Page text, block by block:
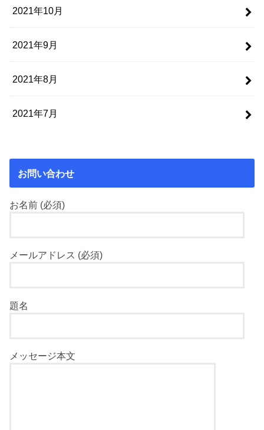
2021年10月
2021年9月
2021年8月
2021年7月
お問い合わせ
お名前 (必須)
メールアドレス (必須)
題名
メッセージ本文